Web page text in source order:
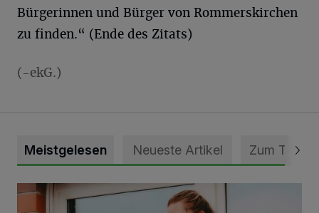
Bürgerinnen und Bürger von Rommerskirchen
zu finden.“ (Ende des Zitats)
(-ekG.)
Meistgelesen Neueste Artikel Zum Thema
DRK Grevenbroich feiert Einweihung des neuen Domizils